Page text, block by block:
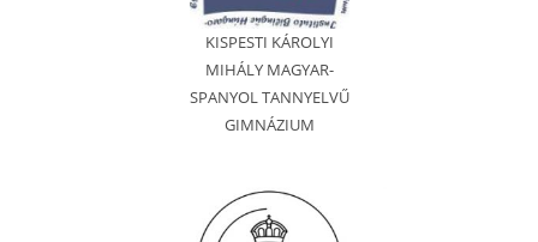
KISPESTI KÁROLYI
MIHÁLY MAGYAR-
SPANYOL TANNYELVŰ
GIMNÁZIUM